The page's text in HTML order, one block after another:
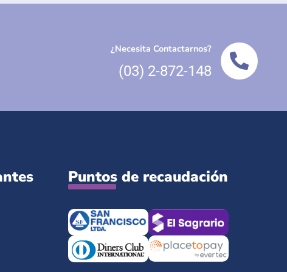
¿Necesita Contactarnos?
(03) 2-872-148
Puntos de recaudación